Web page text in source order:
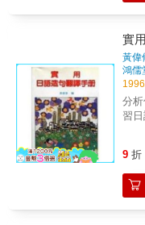
識。
特色 ■ 提供日文作文的格式、文體等
識。 ■ 比較書面語／口語、日文漢字
字的異同。 ■ 作
象，可自
用題目以
所
的
實
黃偉
鴻儒
分
習日
9 折